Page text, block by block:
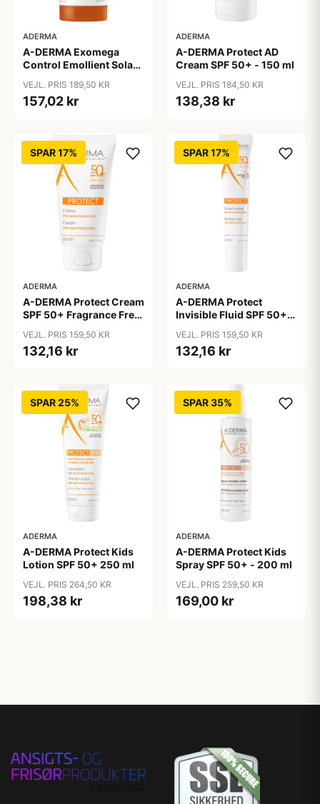
ADERMA
A-DERMA Exomega
Control Emollient Solar
VEJL. PRIS 189,50 KR
157,02 kr
ADERMA
A-DERMA Protect AD
Cream SPF 50+ - 150 ml
VEJL. PRIS 184,50 KR
138,38 kr
SPAR 17%
ADERMA
A-DERMA Protect Cream
SPF 50+ Fragrance Free
VEJL. PRIS 159,50 KR
132,16 kr
SPAR 17%
ADERMA
A-DERMA Protect
Invisible Fluid SPF 50+
VEJL. PRIS 159,50 KR
132,16 kr
SPAR 25%
ADERMA
A-DERMA Protect Kids
Lotion SPF 50+ 250 ml
VEJL. PRIS 264,50 KR
198,38 kr
SPAR 35%
ADERMA
A-DERMA Protect Kids
Spray SPF 50+ - 200 ml
VEJL. PRIS 259,50 KR
169,00 kr